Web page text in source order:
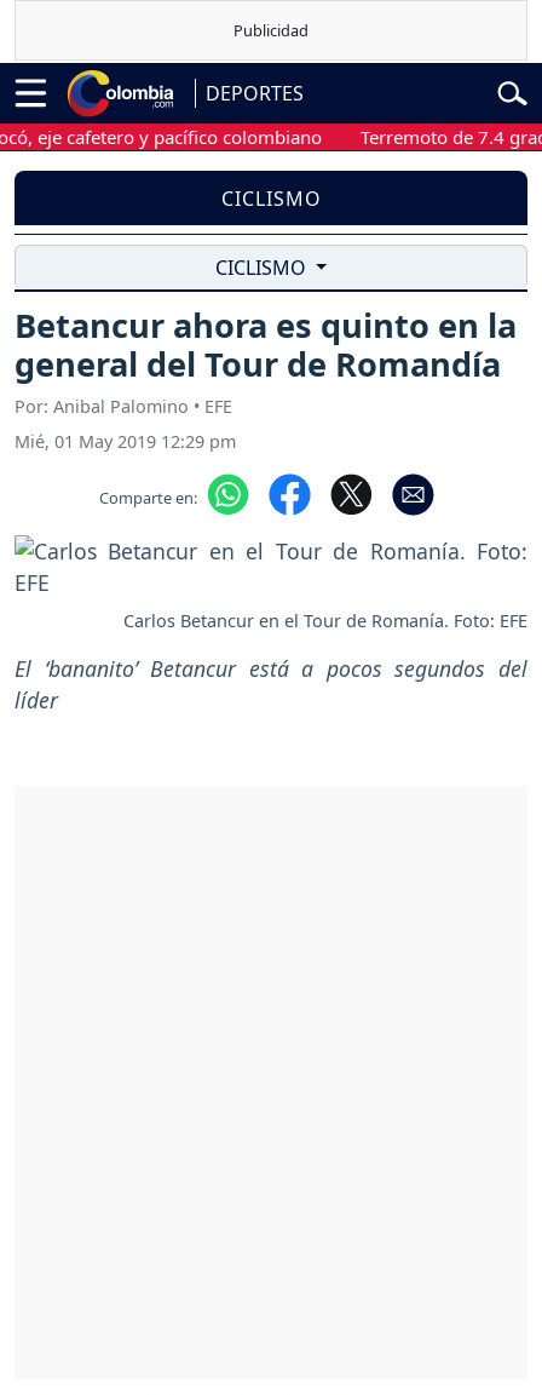
DEPORTES
cafetero y pacífico colombiano Terremoto de 7.4 grados
CICLISMO
CICLISMO
Betancur ahora es quinto en la
general del Tour de Romandía
Por: Anibal Palomino • EFE
Mié, 01 May 2019 12:29 pm
Comparte en:
Carlos Betancur en el Tour de Romanía. Foto: EFE
El ‘bananito’ Betancur está a pocos segundos del
líder